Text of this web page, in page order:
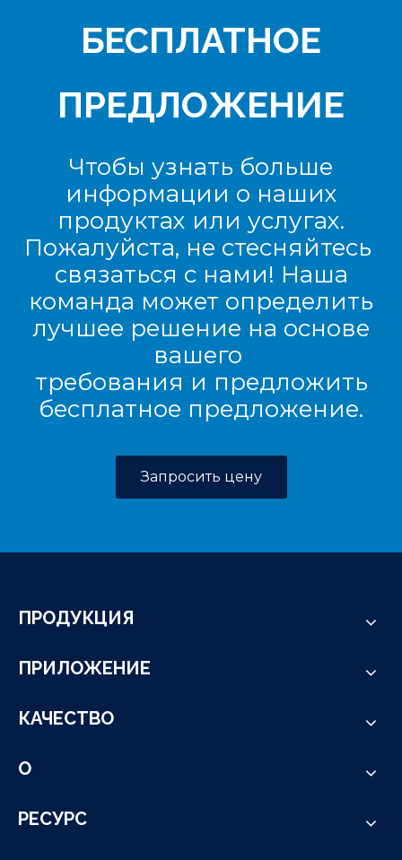
БЕСПЛАТНОЕ
ПРЕДЛОЖЕНИЕ
Чтобы узнать больше
информации о наших
продуктах или услугах.
Пожалуйста, не стесняйтесь
связаться с нами! Наша
команда может определить
лучшее решение на основе
вашего
требования и предложить
бесплатное предложение.
Запросить цену
ПРОДУКЦИЯ
ПРИЛОЖЕНИЕ
КАЧЕСТВО
О
РЕСУРС